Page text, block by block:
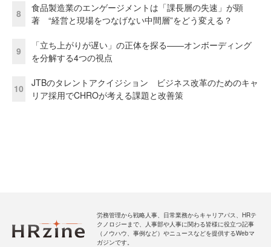
8
食品製造業のエンゲージメントは「課長層の失速」が顕
著 “経営と現場をつなげない中間層”をどう変える？
9
「立ち上がりが遅い」の正体を探る——オンボーディング
を分解する4つの視点
10
JTBのタレントアクイジション ビジネス改革のためのキャ
リア採用でCHROが考える課題と改善策
労務管理から戦略人事、日常業務からキャリアパス、HRテ
クノロジーまで、人事部や人事に関わる皆様に役立つ記事
（ノウハウ、事例など）やニュースなどを提供するWebマ
ガジンです。